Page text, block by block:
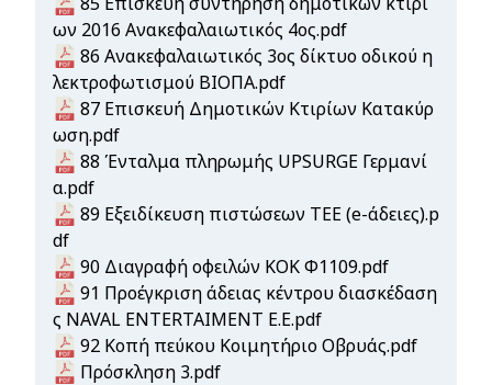
ων 2016 Ανακεφαλαιωτικός 4ος.pdf
Document
86 Ανακεφαλαιωτικός 3ος δίκτυο οδικού η
λεκτροφωτισμού ΒΙΟΠΑ.pdf
Document
87 Επισκευή Δημοτικών Κτιρίων Κατακύρ
ωση.pdf
Document
88 Ένταλμα πληρωμής UPSURGE Γερμανί
α.pdf
Document
89 Εξειδίκευση πιστώσεων ΤΕΕ (e-άδειες).p
df
Document
90 Διαγραφή οφειλών ΚΟΚ Φ1109.pdf
Document
91 Προέγκριση άδειας κέντρου διασκέδαση
ς NAVAL ENTERTAIMENT E.E.pdf
Document
92 Κοπή πεύκου Κοιμητήριο Οβρυάς.pdf
Document
Πρόσκληση 3.pdf